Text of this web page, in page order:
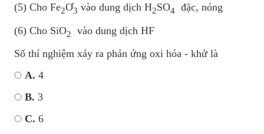
(5) Cho Fe2Ơ3 vào dung dịch H2SO4
đặc,
(6) Cho SiO2
vào dung dịch HF
Số thí nghiệm xảy ra phản ứng oxi hóa - khử là
A. 4
B. 3
C. 6